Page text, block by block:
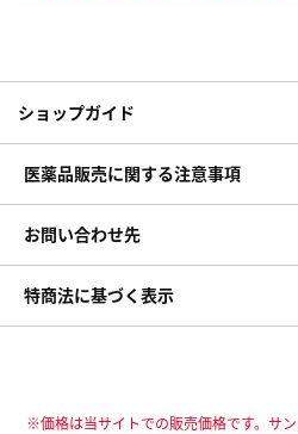
ショップガイド
医薬品販売に関する注意事項
お問い合わせ先
特商法に基づく表示
※価格は当サイトでの販売価格です。サ